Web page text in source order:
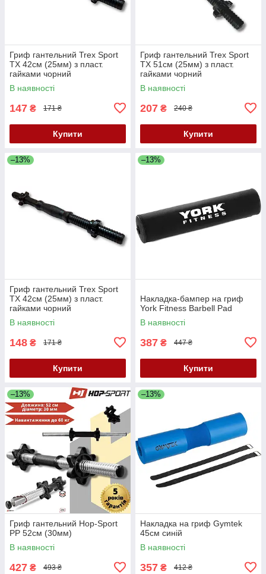
Гриф гантельний Trex Sport
TX 42см (25мм) з пласт.
гайками чорний
В наявності
147 ₴ 171 ₴
Купити
Гриф гантельний Trex Sport
TX 51см (25мм) з пласт.
гайками чорний
В наявності
207 ₴ 240 ₴
Купити
–13%
Гриф гантельний Trex Sport
TX 42см (25мм) з пласт.
гайками чорний
В наявності
148 ₴ 171 ₴
Купити
–13%
Накладка-бампер на гриф
York Fitness Barbell Pad
В наявності
387 ₴ 447 ₴
Купити
–13%
Гриф гантельний Hop-Sport
PP 52см (30мм)
В наявності
427 ₴ 493 ₴
–13%
Накладка на гриф Gymtek
45см синій
В наявності
357 ₴ 412 ₴